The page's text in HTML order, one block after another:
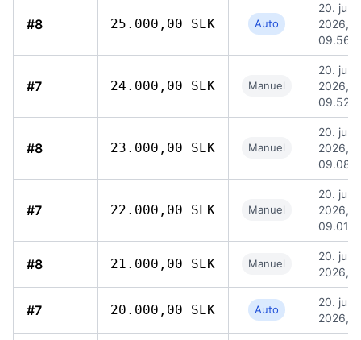
#8 25.000,00 SEK Auto
20. jul.
2026,
09.56
#7 24.000,00 SEK Manuel
20. jul.
2026,
09.52
#8 23.000,00 SEK Manuel
20. jul.
2026,
09.08
#7 22.000,00 SEK Manuel
20. jul.
2026,
09.01
#8 21.000,00 SEK Manuel
20. jul.
2026,
#7 20.000,00 SEK Auto
20. jul.
2026,